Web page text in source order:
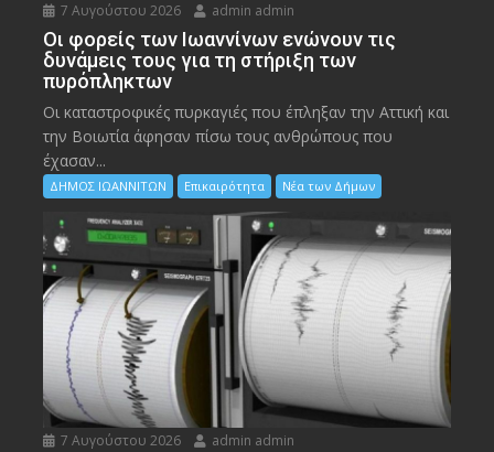
7 Αυγούστου 2026 admin admin
Οι φορείς των Ιωαννίνων ενώνουν τις
δυνάμεις τους για τη στήριξη των
πυρόπληκτων
Οι καταστροφικές πυρκαγιές που έπληξαν την Αττική και
την Bοιωτία άφησαν πίσω τους ανθρώπους που
έχασαν...
ΔΗΜΟΣ ΙΩΑΝΝΙΤΩΝ Επικαιρότητα Νέα των Δήμων
7 Αυγούστου 2026 admin admin